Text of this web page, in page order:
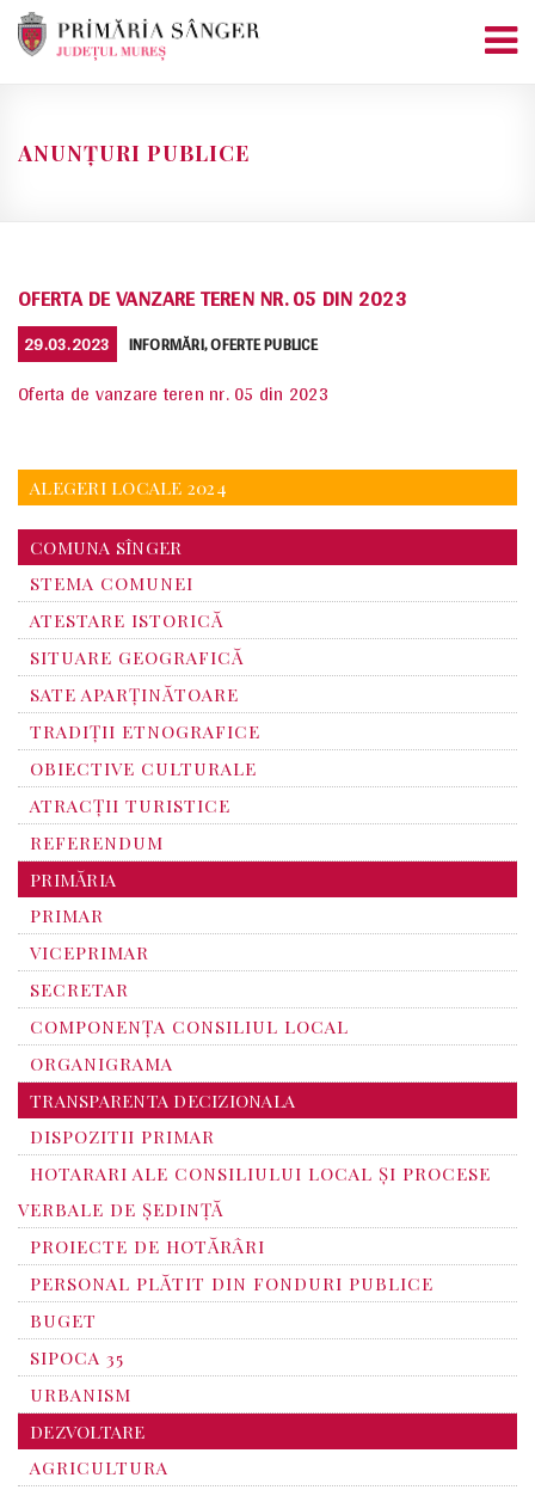
Skip
ANUNȚURI PUBLICE
OFERTA DE VANZARE TEREN NR. 05 DIN 2023
POSTED
ON
29.03.2023 CATEGORIES
INFORMĂRI,OFERTE PUBLICE
Oferta de vanzare teren nr. 05 din 2023
ALEGERI LOCALE 2024
COMUNA SÎNGER
STEMA COMUNEI
ATESTARE ISTORICĂ
SITUARE GEOGRAFICĂ
SATE APARȚINĂTOARE
TRADIȚII ETNOGRAFICE
OBIECTIVE CULTURALE
ATRACȚII TURISTICE
REFERENDUM
PRIMĂRIA
PRIMAR
VICEPRIMAR
SECRETAR
COMPONENȚA CONSILIUL LOCAL
ORGANIGRAMA
TRANSPARENTA DECIZIONALA
DISPOZITII PRIMAR
HOTARARI ALE CONSILIULUI LOCAL ȘI PROCESE
VERBALE DE ȘEDINȚĂ
PROIECTE DE HOTĂRÂRI
PERSONAL PLĂTIT DIN FONDURI PUBLICE
BUGET
SIPOCA 35
URBANISM
DEZVOLTARE
AGRICULTURA